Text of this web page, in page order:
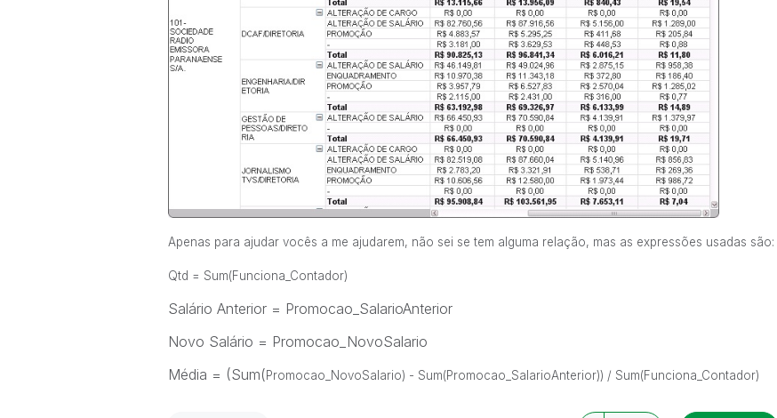
Apenas para ajudar vocês a me ajudarem, não sei se tem alguma relação, mas as expressões usadas são:
Qtd = Sum(Funciona_Contador)
Salário Anterior = Promocao_SalarioAnterior
Novo Salário = Promocao_NovoSalario
Média = (Sum(Promocao_NovoSalario) - Sum(Promocao_SalarioAnterior)) / Sum(Funciona_Contador)